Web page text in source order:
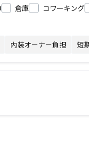
倉庫 コワーキング
内装オーナー負担 短